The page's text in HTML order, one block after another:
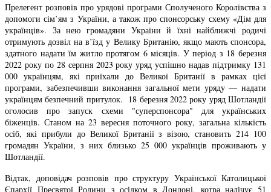
Прелегент розповів про урядові програми Сполученого Королівства з
допомоги сім’ям з України, а також про спонсорську схему «Дім для
українців». За нею громадяни України й їхні найближчі родичі
отримують дозвіл на в’їзд у Велику Британію, якщо мають спонсора,
здатного надати їм житло протягом 6 місяців. У період з 18 березня
2022 року по 28 серпня 2023 року уряд успішно надав підтримку 131
000 українцям, які приїхали до Великої Британії в рамках цієї
програми, забезпечивши виконання загальної мети уряду — надати
українцям безпечний притулок. 18 березня 2022 року уряд Шотландії
оголосив про запуск схеми "суперспонсора" для українських
біженців. Станом на 23 вересня поточного року, загальна кількість
осіб, які прибули до Великої Британії з візою, становить 214 100
громадян України, з них близько 25 000 українців проживають у
Шотландії.
Відтак, доповідач розповів про структуру Української Католицької
Єпархії Пресвятої Родини з осідком в Лондоні, котра налічує 51